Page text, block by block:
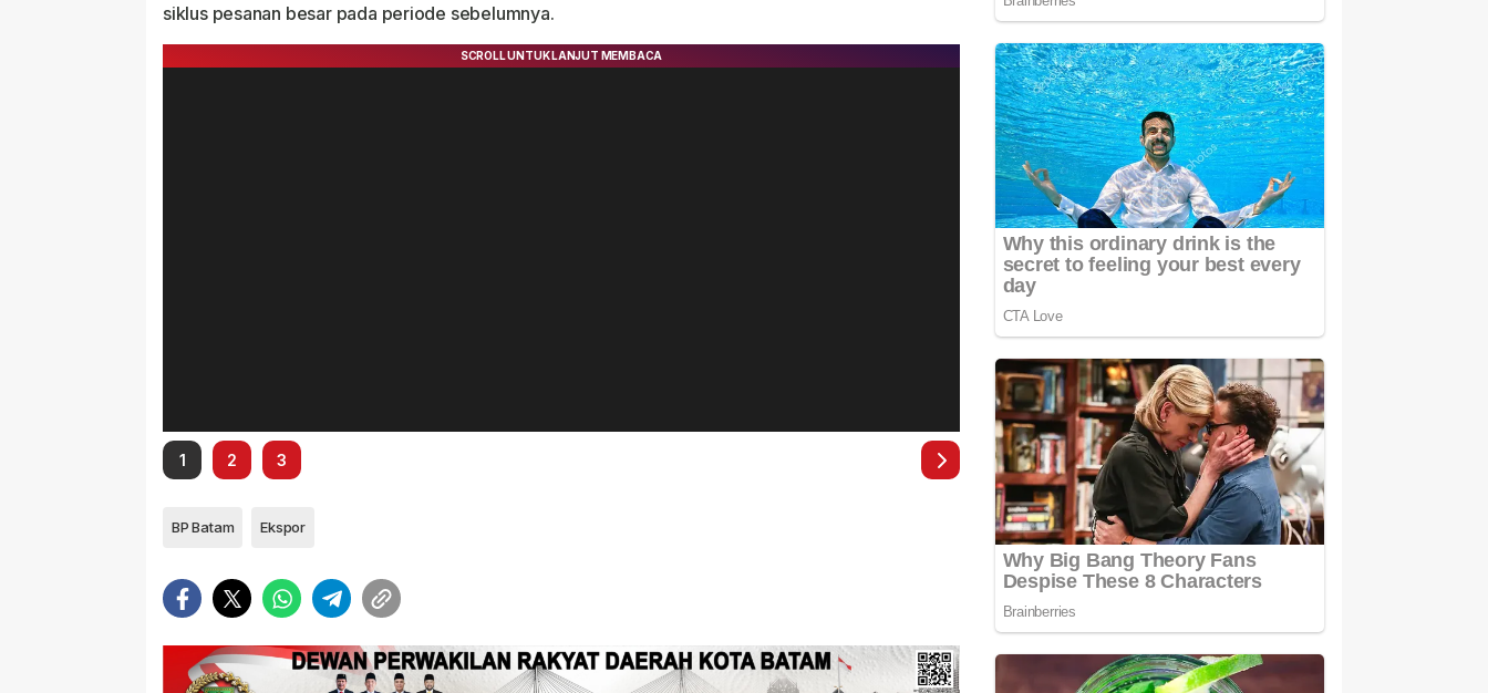
siklus pesanan besar pada periode sebelumnya.
1 2 3
BP Batam Ekspor